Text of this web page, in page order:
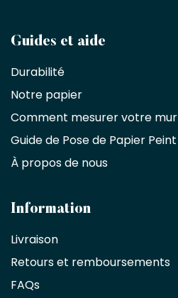
Devenez
partenaire
commercial
Décorateurs
d'intérieur,
designers
architectes
d'une
exclusive
de
Guides et aide
Durabilité
Notre papier
Comment mesurer votre mur
Guide de Pose de Papier Peint
À propos de nous
Information
Livraison
Retours et remboursements
FAQs